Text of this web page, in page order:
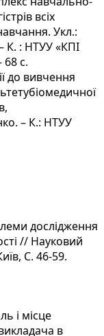
всіх
Укл.:
: НТУУ «КПІ
68 с.
до вивчення
– К.: НТУУ
дослідження
// Науковий
С. 46-59.
і місце
в